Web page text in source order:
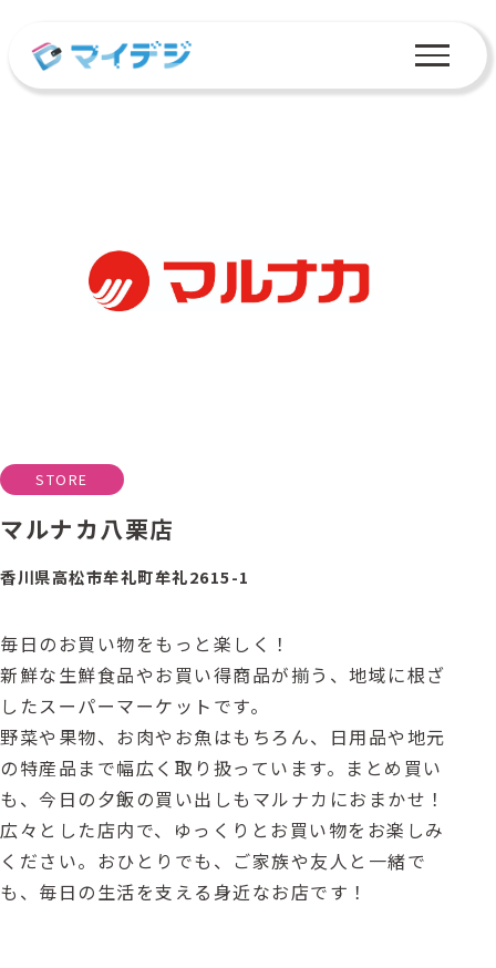
STORE
マルナカ八栗店
香川県高松市牟礼町牟礼2615-1
毎日のお買い物をもっと楽しく！
新鮮な生鮮食品やお買い得商品が揃う、地域に根ざ
したスーパーマーケットです。
野菜や果物、お肉やお魚はもちろん、日用品や地元
の特産品まで幅広く取り扱っています。まとめ買い
も、今日の夕飯の買い出しもマルナカにおまかせ！
広々とした店内で、ゆっくりとお買い物をお楽しみ
ください。おひとりでも、ご家族や友人と一緒で
も、毎日の生活を支える身近なお店です！